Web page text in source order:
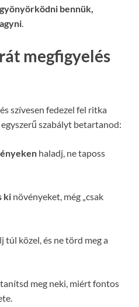
gyönyörködni bennük,
.
megfigyelés
szívesen fedezel fel ritka
szabályt betartanod:
haladj, ne taposs
ki növényeket, még „csak
túl közel, és ne törd meg a
meg neki, miért fontos